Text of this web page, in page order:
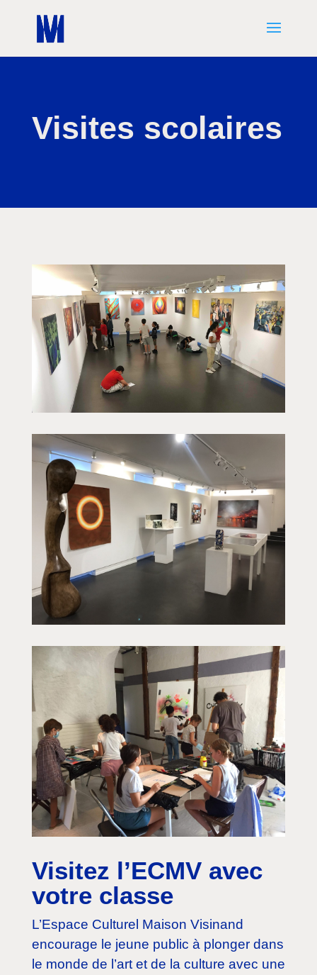
Visites scolaires
Visitez l’ECMV avec
votre classe
L’Espace Culturel Maison Visinand
encourage le jeune public à plonger dans
le monde de l’art et de la culture avec une